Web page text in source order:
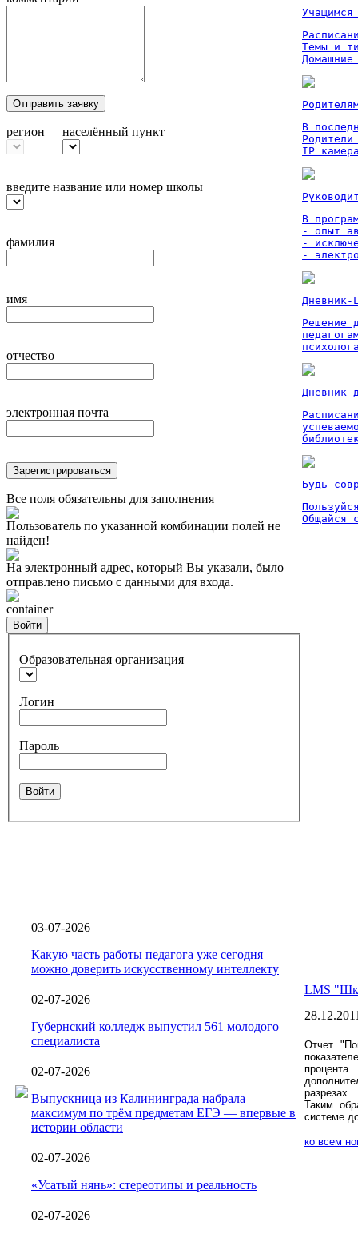
Отправить заявку
регион населённый пункт
введите название или номер школы
фамилия
имя
отчество
электронная почта
Зарегистрироваться
Все поля обязательны для заполнения
Пользователь по указанной комбинации полей не
найден!
На электронный адрес, который Вы указали, было
отправлено письмо с данными для входа.
container
Войти
Образовательная организация
Логин
Пароль
Войти
03-07-2026
Какую часть работы педагога уже сегодня
можно доверить искусственному интеллекту
02-07-2026
Губернский колледж выпустил 561 молодого
специалиста
02-07-2026
Выпускница из Калининграда набрала
максимум по трём предметам ЕГЭ — впервые в
истории области
02-07-2026
«Усатый нянь»: стереотипы и реальность
02-07-2026
Темы и
Домашние
В
IP
В
- опыт
-
-
Дневник-
Решение
Дневник
Будь
Общайся
LMS
Отчет
разрезах.
Таким
системе
ко всем